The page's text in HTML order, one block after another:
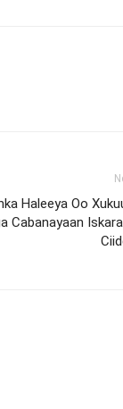
Haleeya Oo
Cabanayaan